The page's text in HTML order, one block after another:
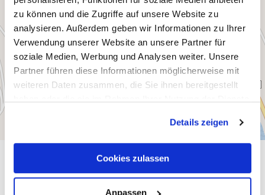
zu können und die Zugriffe auf unsere Website zu
analysieren. Außerdem geben wir Informationen zu Ihrer
Verwendung unserer Website an unsere Partner für
soziale Medien, Werbung und Analysen weiter. Unsere
Partner führen diese Informationen möglicherweise mit
weiteren Daten zusammen, die Sie ihnen bereitgestellt
Details zeigen
Cookies zulassen
Anpassen
Algemene informatie